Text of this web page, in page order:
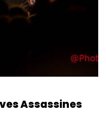
Assassines